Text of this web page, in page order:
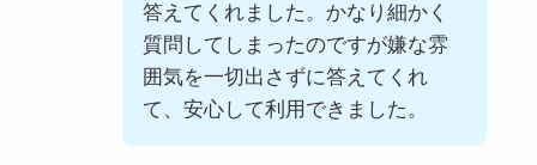
答えてくれました。かなり細かく
質問してしまったのですが嫌な雰
囲気を一切出さずに答えてくれ
て、安心して利用できました。